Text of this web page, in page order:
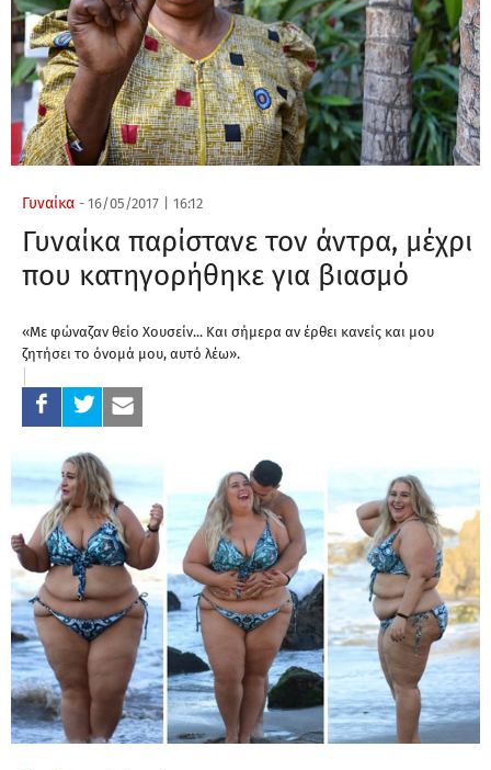
Γυναίκα - 16/05/2017 16:12
Γυναίκα παρίστανε τον άντρα, μέχρι
που κατηγορήθηκε για βιασμό
«Με φώναζαν θείο Χουσείν... Και σήμερα αν έρθει κανείς και μου
ζητήσει το όνομά μου, αυτό λέω».